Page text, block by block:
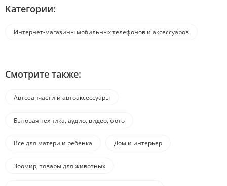
Категории:
Интернет-магазины мобильных телефонов и аксессуаров
Смотрите также:
Автозапчасти и автоаксессуары
Бытовая техника, аудио, видео, фото
Все для матери и ребенка Дом и интерьер
Зоомир, товары для животных